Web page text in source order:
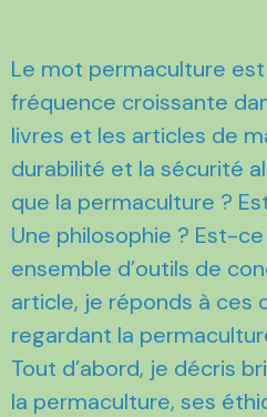
Le mot permaculture
fréquence croissante
livres et les articles de
durabilité et la sécurité
que la permaculture ?
Une philosophie ? Est-
ensemble d’outils de
article, je réponds à ces
regardant la
Tout d’abord, je décris
la permaculture, ses